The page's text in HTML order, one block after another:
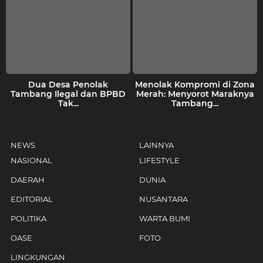
Dua Desa Penolak
Tambang Ilegal dan BPBD
Tak...
Menolak Kompromi di Zona
Merah: Menyorot Maraknya
Tambang...
NEWS
NASIONAL
DAERAH
EDITORIAL
POLITIKA
OASE
LINGKUNGAN
LAINNYA
LIFESTYLE
DUNIA
NUSANTARA
WARTA BUMI
FOTO